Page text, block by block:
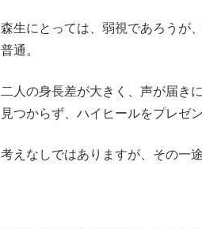
森生にとっては、弱視であろうが
普通。
二人の身長差が大きく、声が届き
見つからず、ハイヒールをプレゼ
考えなしではありますが、その一